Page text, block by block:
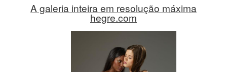
A galeria inteira em resolução máxima
hegre.com